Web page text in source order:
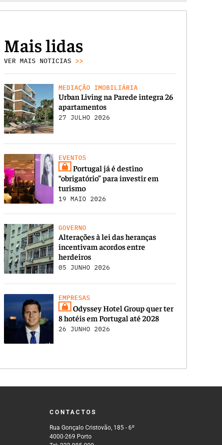
Mais lidas
VER MAIS NOTICIAS >>
MEDIAÇÃO IMOBILIÁRIA
Urban Living na Parede integra 26
apartamentos
27 JULHO 2026
EVENTOS
Portugal já é destino
“obrigatório” para investir em
turismo
19 MAIO 2026
GOVERNO
Alterações à lei das heranças
incentivam acordos entre
herdeiros
05 JUNHO 2026
EMPRESAS
Odyssey Hotel Group quer ter
8 hotéis em Portugal até 2028
26 JUNHO 2026
CONTACTOS
Rua Gonçalo Cristovão, 185 - 6º
4000-269 Porto